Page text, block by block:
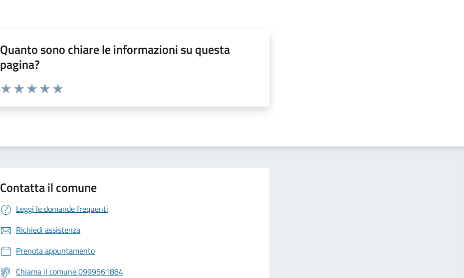
Quanto sono chiare le informazioni su questa
pagina?
Valuta da 1 a 5 stelle la pagina
Contatta il comune
Leggi le domande frequenti
Richiedi assistenza
Prenota appuntamento
Chiama il comune 0999561884